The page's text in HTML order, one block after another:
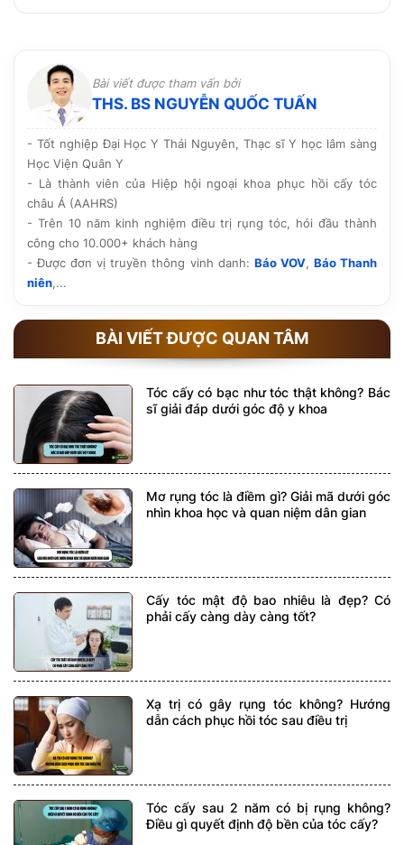
tái khám đúng lịch.
hiện, quy trình vô khuẩn rõ ràng cùng công nghệ tiên
tiến. Ngoài ra, hãy tham khảo hình ảnh thực tế, phản
hồi của khách hàng và chính sách bảo hành, chăm sóc
Bài viết được tham vấn bởi
THS. BS NGUYỄN QUỐC TUẤN
- Tốt nghiệp Đại Học Y Thái Nguyên, Thạc sĩ Y học lâm sàng
Học Viện Quân Y
- Là thành viên của Hiệp hội ngoại khoa phục hồi cấy tóc
châu Á (AAHRS)
- Trên 10 năm kinh nghiệm điều trị rụng tóc, hói đầu thành
công cho 10.000+ khách hàng
- Được đơn vị truyền thông vinh danh: Báo VOV, Báo Thanh
niên,...
BÀI VIẾT ĐƯỢC QUAN TÂM
Tóc cấy có bạc như tóc thật không? Bác
sĩ giải đáp dưới góc độ y khoa
Mơ rụng tóc là điềm gì? Giải mã dưới góc
nhìn khoa học và quan niệm dân gian
Cấy tóc mật độ bao nhiêu là đẹp? Có
phải cấy càng dày càng tốt?
Xạ trị có gây rụng tóc không? Hướng
dẫn cách phục hồi tóc sau điều trị
Tóc cấy sau 2 năm có bị rụng không?
Điều gì quyết định độ bền của tóc cấy?